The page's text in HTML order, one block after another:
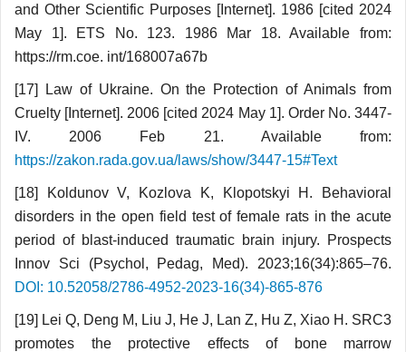
and Other Scientific Purposes [Internet]. 1986 [cited 2024
May 1]. ETS No. 123. 1986 Mar 18. Available from:
https://rm.coe. int/168007a67b
[17] Law of Ukraine. On the Protection of Animals from
Cruelty [Internet]. 2006 [cited 2024 May 1]. Order No. 3447-
IV. 2006 Feb 21. Available from:
https://zakon.rada.gov.ua/laws/show/3447-15#Text
[18] Koldunov V, Kozlova K, Klopotskyi H. Behavioral
disorders in the open field test of female rats in the acute
period of blast-induced traumatic brain injury. Prospects
Innov Sci (Psychol, Pedag, Med). 2023;16(34):865–76.
DOI: 10.52058/2786-4952-2023-16(34)-865-876
[19] Lei Q, Deng M, Liu J, He J, Lan Z, Hu Z, Xiao H. SRC3
promotes the protective effects of bone marrow